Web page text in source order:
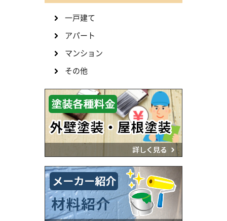
一戸建て
アパート
マンション
その他